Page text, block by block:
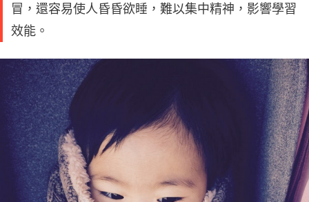
冒，還容易使人昏昏欲睡，難以集中精神，影響學習
效能。